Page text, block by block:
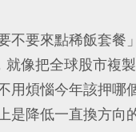
不要來點稀飯套餐
像把全球股市複
用煩惱今年該押哪
是降低一直換方向